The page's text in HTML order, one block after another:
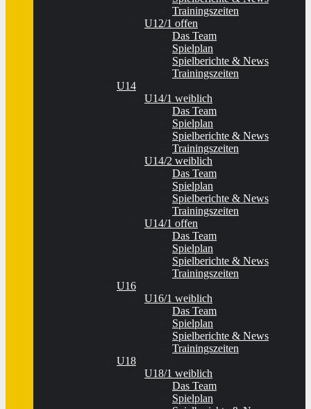
Trainingszeiten
U12/1 offen
Das Team
Spielplan
Spielberichte & News
Trainingszeiten
U14
U14/1 weiblich
Das Team
Spielplan
Spielberichte & News
Trainingszeiten
U14/2 weiblich
Das Team
Spielplan
Spielberichte & News
Trainingszeiten
U14/1 offen
Das Team
Spielplan
Spielberichte & News
Trainingszeiten
U16
U16/1 weiblich
Das Team
Spielplan
Spielberichte & News
Trainingszeiten
U18
U18/1 weiblich
Das Team
Spielplan